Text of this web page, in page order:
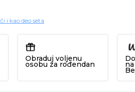
i kao deo seta
Obraduj voljenu
osobu za rođendan